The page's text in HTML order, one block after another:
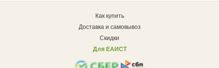
Как купить
Доставка и самовывоз
Скидки
Для ЕАИСТ